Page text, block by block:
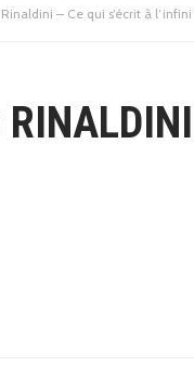
– Ce qui s’écrit à l’infini